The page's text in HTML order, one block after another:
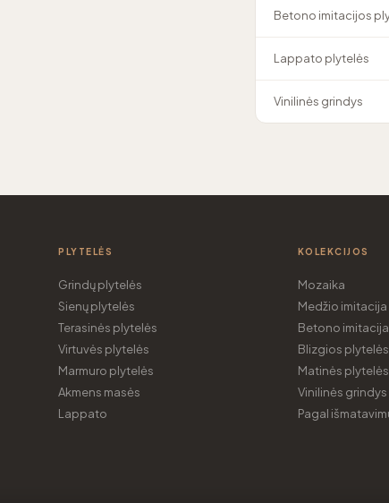
Betono imitacijos
Lappato plytelės
Vinilinės grindys
PLYTELĖS
Grindų plytelės
Sienų plytelės
Terasinės plytelės
Virtuvės plytelės
Marmuro plytelės
Akmens masės
Lappato
KOLEKCIJOS
Mozaika
Medžio imitacija
Betono imitacija
Blizgios plytelės
Matinės plytelės
Vinilinės grindys
Pagal